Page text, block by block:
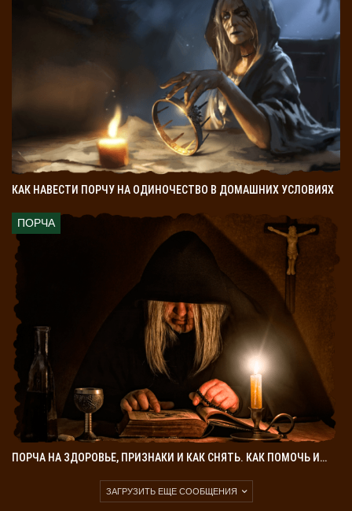
КАК НАВЕСТИ ПОРЧУ НА ОДИНОЧЕСТВО В ДОМАШНИХ УСЛОВИЯХ
ПОРЧА
ПОРЧА НА ЗДОРОВЬЕ, ПРИЗНАКИ И КАК СНЯТЬ. КАК ПОМОЧЬ И…
ЗАГРУЗИТЬ ЕЩЕ СООБЩЕНИЯ